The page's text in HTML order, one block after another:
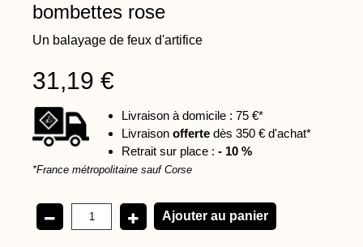
bombettes rose
Un balayage de feux d'artifice
31,19 €
Livraison à domicile : 75 €*
Livraison offerte dès 350 € d'achat*
Retrait sur place : - 10 %
*France métropolitaine sauf Corse